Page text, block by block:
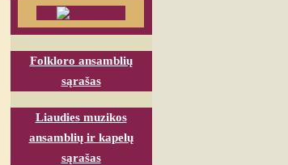
Folkloro ansamblių
sąrašas
Liaudies muzikos
ansamblių ir kapelų
sąrašas